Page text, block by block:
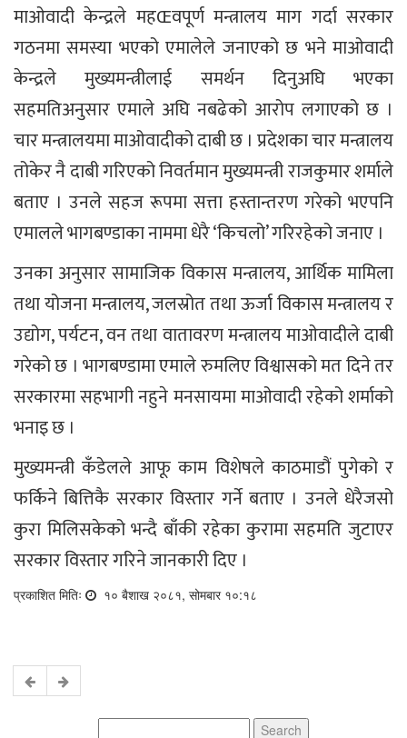
माओवादी केन्द्रले महŒवपूर्ण मन्त्रालय माग गर्दा सरकार
गठनमा समस्या भएको एमालेले जनाएको छ भने माओवादी
केन्द्रले मुख्यमन्त्रीलाई समर्थन दिनुअघि भएका
सहमतिअनुसार एमाले अघि नबढेको आरोप लगाएको छ ।
चार मन्त्रालयमा माओवादीको दाबी छ । प्रदेशका चार मन्त्रालय
तोकेर नै दाबी गरिएको निवर्तमान मुख्यमन्त्री राजकुमार शर्माले
बताए । उनले सहज रूपमा सत्ता हस्तान्तरण गरेको भएपनि
एमालले भागबण्डाका नाममा धेरै ‘किचलो’ गरिरहेको जनाए ।
उनका अनुसार सामाजिक विकास मन्त्रालय, आर्थिक मामिला
तथा योजना मन्त्रालय, जलस्रोत तथा ऊर्जा विकास मन्त्रालय र
उद्योग, पर्यटन, वन तथा वातावरण मन्त्रालय माओवादीले दाबी
गरेको छ । भागबण्डामा एमाले रुमलिए विश्वासको मत दिने तर
सरकारमा सहभागी नहुने मनसायमा माओवादी रहेको शर्माको
भनाइ छ ।
मुख्यमन्त्री कँडेलले आफू काम विशेषले काठमाडौं पुगेको र
फर्किने बित्तिकै सरकार विस्तार गर्ने बताए । उनले धेरैजसो
कुरा मिलिसकेको भन्दै बाँकी रहेका कुरामा सहमति जुटाएर
सरकार विस्तार गरिने जानकारी दिए ।
प्रकाशित मितिः १० बैशाख २०८१, सोमबार १०:१८